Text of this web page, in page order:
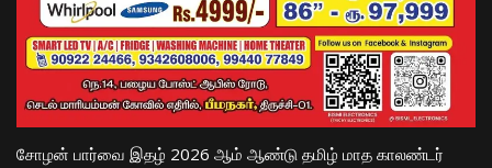
சோழன் பார்வை இதழ் 2026 ஆம் ஆண்டு தமிழ் மாத காலண்டர்